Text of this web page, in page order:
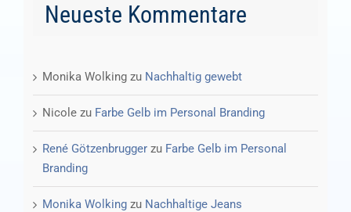
Neueste Kommentare
Monika Wolkingzu Nachhaltig gewebt
Nicolezu Farbe Gelb im Personal Branding
René Götzenbruggerzu Farbe Gelb im Personal
Branding
Monika Wolkingzu Nachhaltige Jeans